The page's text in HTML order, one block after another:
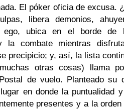
El póker oficia de excusa.
libera demonios,
ego, ubica en el borde de
la combate mientras
precipicio; y, así, la lista
otras cosas) llama
Postal de vuelo. Planteado su
en donde la puntualidad
presentes y a la